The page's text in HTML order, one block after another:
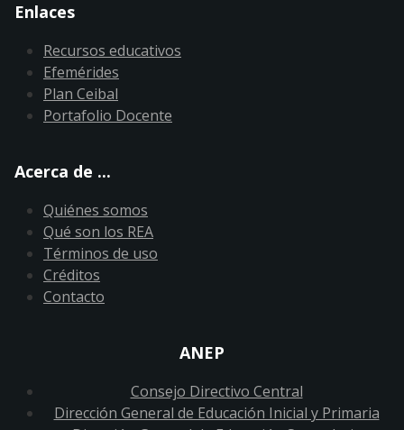
Enlaces
Recursos educativos
Efemérides
Plan Ceibal
Portafolio Docente
Acerca de ...
Quiénes somos
Qué son los REA
Términos de uso
Créditos
Contacto
ANEP
Consejo Directivo Central
Dirección General de Educación Inicial y Primaria